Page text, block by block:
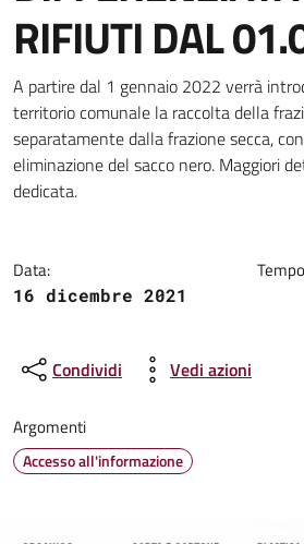
RIFIUTI DAL
Dettagli della
A partire dal 1 gennaio 2022 verrà
territorio comunale la raccolta della
separatamente dalla frazione secca,
eliminazione del sacco nero. Maggiori
dedicata.
Data:
16 dicembre 2021
Condividi Vedi azioni
Argomenti
Accesso all'informazione